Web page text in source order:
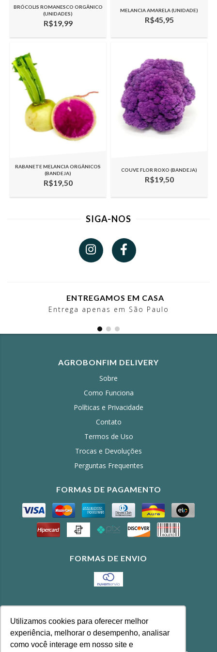
Utilizamos cookies para oferecer melhor
experiência, melhorar o desempenho, analisar
como você interage em nosso site e
BRÓCOLIS ROMANESCO ORGÂNICO
(UNIDADES)
R$19,99
MELANCIA AMARELA (UNIDADE)
R$45,95
RABANETE MELANCIA ORGÂNICOS
(BANDEJA)
R$19,50
COUVE FLOR ROXO (BANDEJA)
R$19,50
SIGA-NOS
ENTREGAMOS EM CASA
Entrega apenas em São Paulo
AGROBONFIM DELIVERY
Sobre
Como Funciona
Políticas e Privacidade
Contato
Termos de Uso
Trocas e Devoluções
Perguntas Frequentes
FORMAS DE PAGAMENTO
FORMAS DE ENVIO
CONTATO
(11) 3643-4100
feira@agrobonfim.com.br